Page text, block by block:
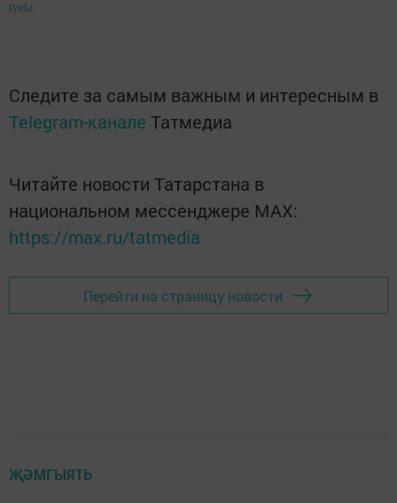
tyela
Следите за самым важным и интересным в
Telegram-канале Татмедиа
Читайте новости Татарстана в
национальном мессенджере MАХ:
https://max.ru/tatmedia
Перейти на страницу новости
ҖӘМГЫЯТЬ